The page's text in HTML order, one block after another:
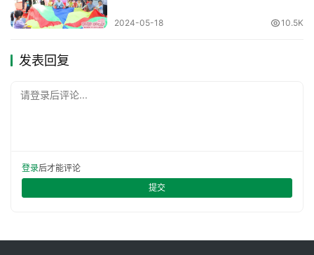
2024-05-18 10.5K
发表回复
请登录后评论...
登录后才能评论
提交